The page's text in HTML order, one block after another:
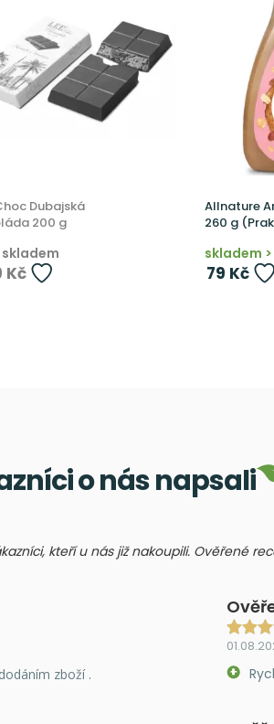
Dubajská
200 g
skladem
Kč
Allnature
260 g
skladem >
79 Kč
o nás napsali
kteří u nás již nakoupili. Ověřené
zboží .